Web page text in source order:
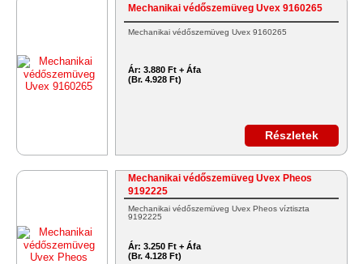
Mechanikai védőszemüveg Uvex 9160265
Mechanikai védőszemüveg Uvex 9160265
Ár: 3.880 Ft + Áfa
(Br. 4.928 Ft)
Részletek
Mechanikai védőszemüveg Uvex Pheos
9192225
Mechanikai védőszemüveg Uvex Pheos víztiszta
9192225
Ár: 3.250 Ft + Áfa
(Br. 4.128 Ft)